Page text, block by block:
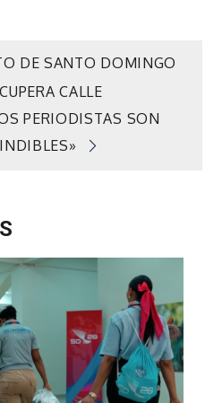
DE SANTO DOMINGO
CALLE
PERIODISTAS SON